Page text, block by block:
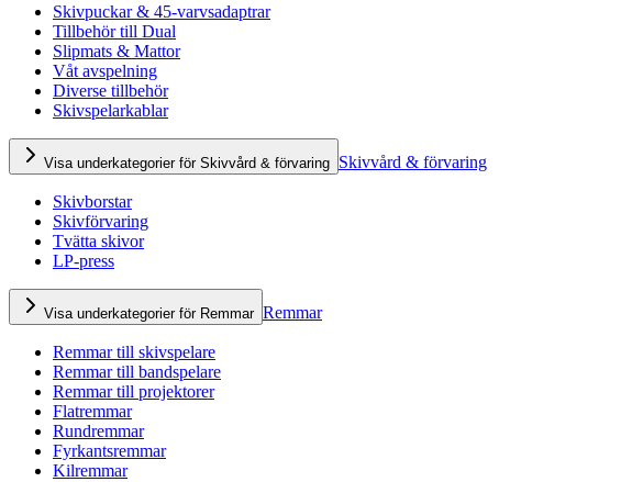
Skivpuckar & 45-varvsadaptrar
Tillbehör till Dual
Slipmats & Mattor
Våt avspelning
Diverse tillbehör
Skivspelarkablar
Visa underkategorier för Skivvård & förvaring Skivvård & förvaring
Skivborstar
Skivförvaring
Tvätta skivor
LP-press
Visa underkategorier för Remmar Remmar
Remmar till skivspelare
Remmar till bandspelare
Remmar till projektorer
Flatremmar
Rundremmar
Fyrkantsremmar
Kilremmar